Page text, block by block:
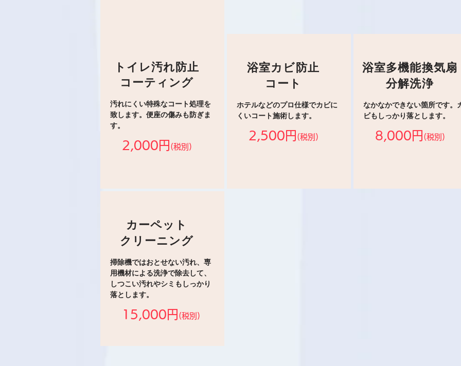
トイレ汚れ防止
コーティング
汚れにくい特殊なコート処理を
致します。便座の傷みも防ぎま
す。
2,000円 (税別)
浴室カビ防止
コート
ホテルなどのプロ仕様でカビに
くいコート施術します。
2,500円 (税別)
浴室多機能換気扇
分解洗浄
なかなかできない箇所です。
ビもしっかり落とします。
8,000円 (税別)
カーペット
クリーニング
掃除機ではおとせない汚れ、専
用機材による洗浄で除去して、
しつこい汚れやシミもしっかり
落とします。
15,000円 (税別)